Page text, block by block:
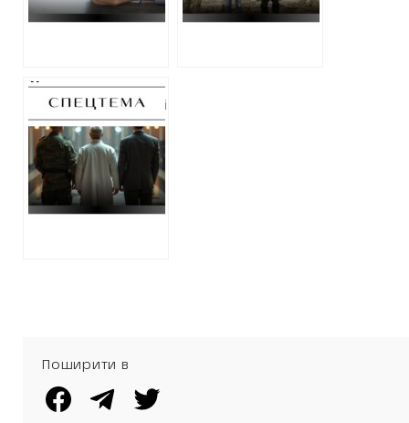
придатність”,
чиновники та
Не за правилами
воєнного часу: які
вироки
отримують ті, хто
допомагає
українцям
ухилятися від
Поширити в